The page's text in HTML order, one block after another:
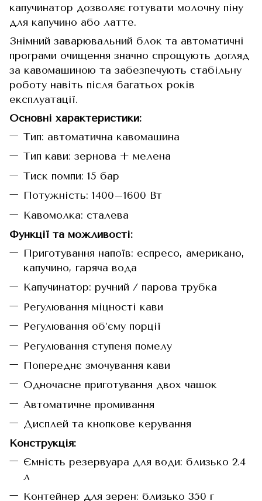
капучинатор дозволяє готувати молочну піну
для капучино або латте.
Знімний заварювальний блок та автоматичні
програми очищення значно спрощують догляд
за кавомашиною та забезпечують стабільну
роботу навіть після багатьох років
експлуатації.
Основні характеристики:
Тип: автоматична кавомашина
Тип кави: зернова + мелена
Тиск помпи: 15 бар
Потужність: 1400–1600 Вт
Кавомолка: сталева
Функції та можливості:
Приготування напоїв: еспресо, американо,
капучино, гаряча вода
Капучинатор: ручний / парова трубка
Регулювання міцності кави
Регулювання об’єму порції
Регулювання ступеня помелу
Попереднє змочування кави
Одночасне приготування двох чашок
Автоматичне промивання
Дисплей та кнопкове керування
Конструкція:
Ємність резервуара для води: близько 2.4
л
Контейнер для зерен: близько 350 г